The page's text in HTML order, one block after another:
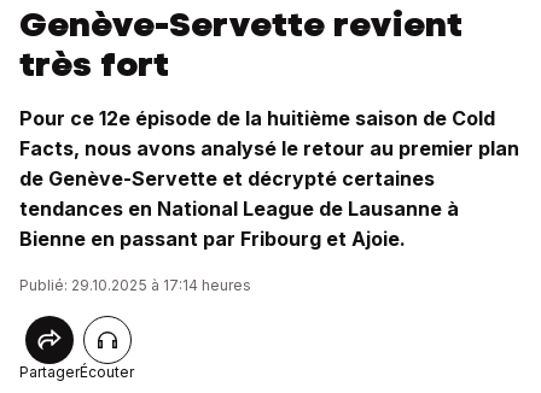
Genève-Servette revient
très fort
Pour ce 12e épisode de la huitième saison de Cold
Facts, nous avons analysé le retour au premier plan
de Genève-Servette et décrypté certaines
tendances en National League de Lausanne à
Bienne en passant par Fribourg et Ajoie.
Publié: 29.10.2025 à 17:14 heures
PartagerÉcouter